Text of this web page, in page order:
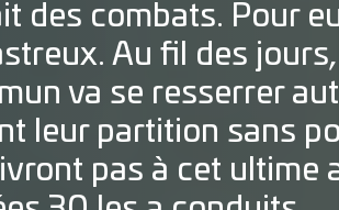
des combats. Pour
Au fil des
va se resserrer
leur partition sans
pas à cet ultime